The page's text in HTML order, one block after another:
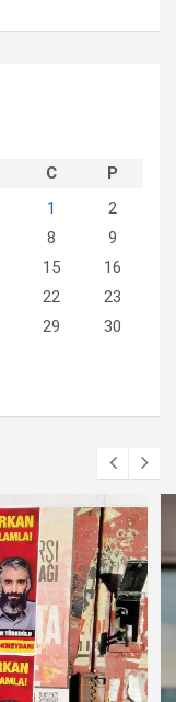
C
P
1
2
8
9
15
16
22
23
29
30